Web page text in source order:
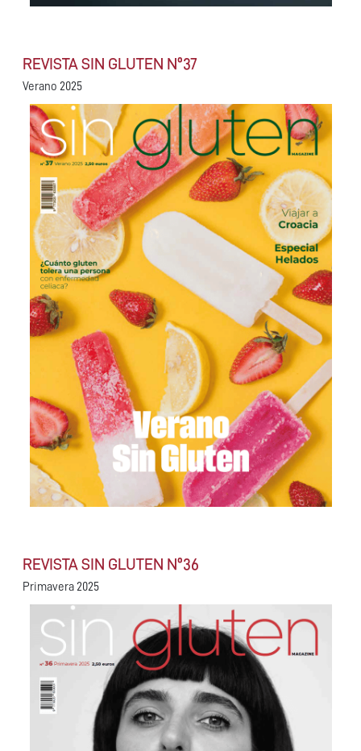
REVISTA SIN GLUTEN Nº37
Verano 2025
REVISTA SIN GLUTEN Nº36
Primavera 2025